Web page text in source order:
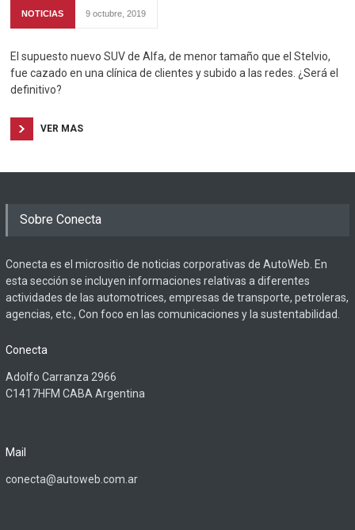
NOTICIAS 9 octubre, 2019
El supuesto nuevo SUV de Alfa, de menor tamaño que el Stelvio,
fue cazado en una clínica de clientes y subido a las redes. ¿Será el
definitivo?
VER MAS
Sobre Conecta
Conecta es el micrositio de noticias corporativas de AutoWeb. En
esta sección se incluyen informaciones relativas a diferentes
actividades de las automotrices, empresas de transporte, petroleras,
agencias, etc., Con foco en las comunicaciones y la sustentabilidad.
Conecta
Adolfo Carranza 2966
C1417HFM CABA Argentina
Mail
conecta@autoweb.com.ar